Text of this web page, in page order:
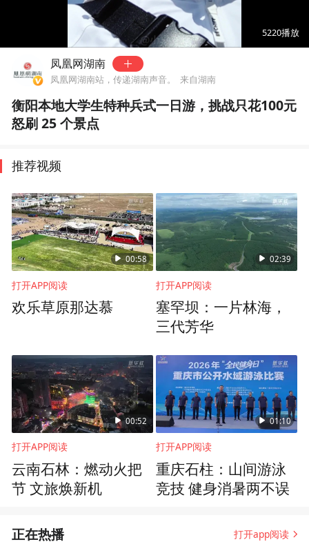
04:45
5220播放
凤凰网湖南
凤凰网湖南站，传递湖南声音。 来自湖南
衡阳本地大学生特种兵式一日游，挑战只花100元
怒刷 25 个景点
推荐视频
00:58
打开APP阅读
欢乐草原那达慕
02:39
打开APP阅读
塞罕坝：一片林海，
三代芳华
00:52
打开APP阅读
云南石林：燃动火把
节 文旅焕新机
01:10
打开APP阅读
重庆石柱：山间游泳
竞技 健身消暑两不误
正在热播 打开app阅读